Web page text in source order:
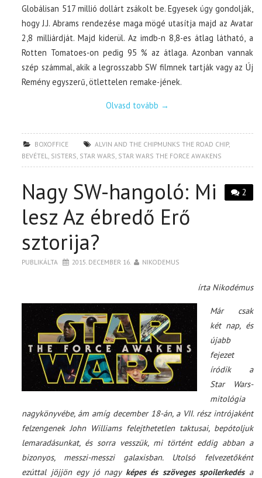
Globálisan 517 millió dollárt zsákolt be. Egyesek úgy gondolják,
hogy J.J. Abrams rendezése maga mögé utasítja majd az Avatar
2,8 milliárdját. Majd kiderül. Az imdb-n 8,8-es átlag látható, a
Rotten Tomatoes-on pedig 95 % az átlaga. Azonban vannak
szép számmal, akik a legrosszabb SW filmnek tartják vagy az Új
Remény egyszerű, ötlettelen remake-jének.
Olvasd tovább →
BOXOFFICE ALVIN AND THE CHIPMUNKS THE ROAD CHIP,
BEVÉTEL
SISTERS STAR WARS STAR WARS THE FORCE AWAKENS
2
Nagy SW-hangoló: Mi
lesz Az ébredő Erő
sztorija?
PUBLIKÁLTA 2015. DECEMBER 16. NIKODEMUS
írta Nikodémus
Már csak
két nap, és
újabb
fejezet
íródik a
Star Wars-
mitológia
nagykönyvébe, ám amíg december 18-án, a VII. rész intrójaként
felzengenek John Williams felejthetetlen taktusai, bepótoljuk
lemaradásunkat, és sorra vesszük, mi történt eddig abban a
bizonyos, messzi-messzi galaxisban. Utolsó felvezetőként
ezúttal jöjjön egy jó nagy képes és szöveges spoilerkedésa